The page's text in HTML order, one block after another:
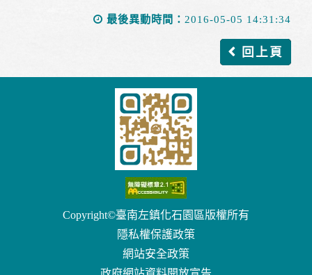
最後異動時間： 2016-05-05 14:31:34
回上頁
Copyright©臺南左鎮化石園區版權所有
隱私權保護政策
網站安全政策